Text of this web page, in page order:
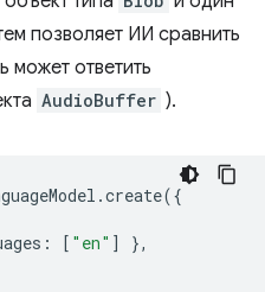
позволяет ИИ сравнить
может ответить
AudioBuffer ).
.create({
: [ "en" ]
},